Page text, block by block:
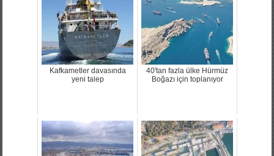
Kafkametler davasında
yeni talep
40'tan fazla ülke Hürmüz
Boğazı için toplanıyor